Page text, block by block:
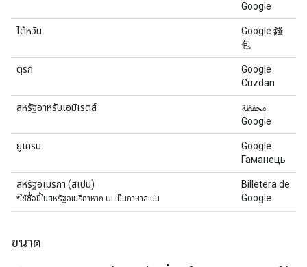
Google
ไต้หวัน
Google 錢
包
ตุรกี
Google
Cüzdan
สหรัฐอาหรับเอมิเรตส์
محفظة
Google
ยูเครน
Google
Гаманець
สหรัฐอเมริกา (สเปน)
*ใช้ชื่อนี้ในสหรัฐอเมริกาหาก UI เป็นภาษาสเปน
Billetera de
Google
ขนาด